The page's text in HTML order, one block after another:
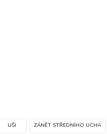
UŠI ZÁNĚT STŘEDNÍHO UCHA